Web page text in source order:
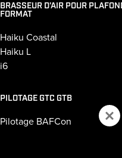
BRASSEUR D'AIR POUR
FORMAT
Haiku Coastal
Haiku L
i6
PILOTAGE GTC GTB
Pilotage BAFCon